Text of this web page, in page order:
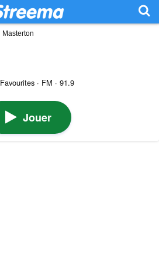
Masterton
· FM · 91.9
Jouer